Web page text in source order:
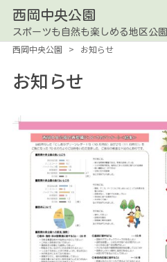
西岡中央公園
スポーツも自然も楽しめる地区公園
西岡中央公園 > お知らせ
お知らせ